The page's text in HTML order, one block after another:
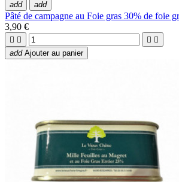
add add
Pâté de campagne au Foie gras 30% de foie
3,90 €
   
add Ajouter au panier